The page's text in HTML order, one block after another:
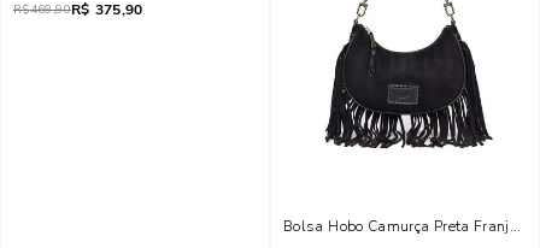
R$469,90R$ 375,90
Bolsa Hobo Camurça Preta Franjas